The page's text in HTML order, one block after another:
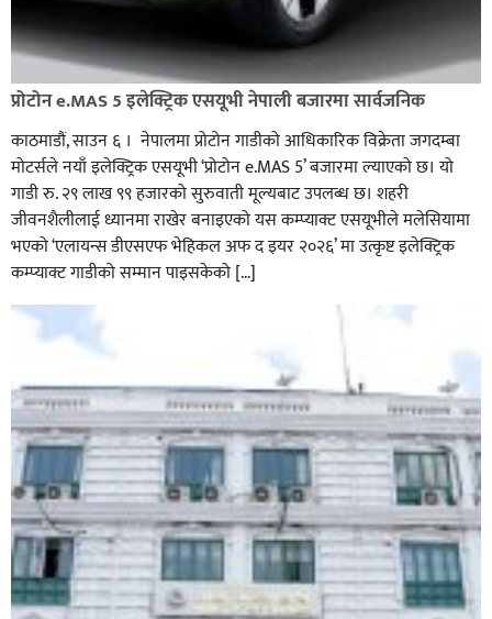
प्रोटोन e.MAS 5 इलेक्ट्रिक एसयूभी नेपाली बजारमा सार्वजनिक
काठमाडौं, साउन ६ । नेपालमा प्रोटोन गाडीको आधिकारिक विक्रेता जगदम्बा
मोटर्सले नयाँ इलेक्ट्रिक एसयूभी ‘प्रोटोन e.MAS 5’ बजारमा ल्याएको छ। यो
गाडी रु. २९ लाख ९९ हजारको सुरुवाती मूल्यबाट उपलब्ध छ। शहरी
जीवनशैलीलाई ध्यानमा राखेर बनाइएको यस कम्प्याक्ट एसयूभीले मलेसियामा
भएको ‘एलायन्स डीएसएफ भेहिकल अफ द इयर २०२६’ मा उत्कृष्ट इलेक्ट्रिक
कम्प्याक्ट गाडीको सम्मान पाइसकेको […]